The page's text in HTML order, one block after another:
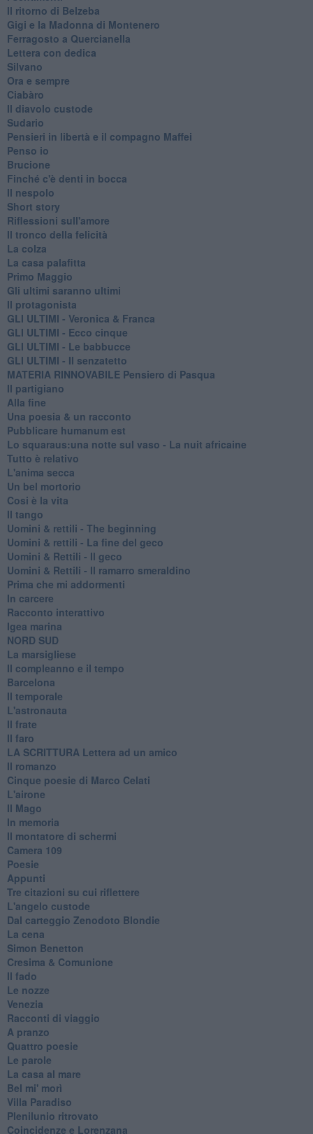
Il ritorno di Belzeba
Gigi e la Madonna di Montenero
Ferragosto a Quercianella
Lettera con dedica
Silvano
Ora e sempre
Ciabàro
Il diavolo custode
Sudario
Pensieri in libertà e il compagno Maffei
Penso io
Brucione
Finché c'è denti in bocca
Il nespolo
Short story
Riflessioni sull'amore
Il tronco della felicità
La colza
La casa palafitta
Primo Maggio
Gli ultimi saranno ultimi
Il protagonista
GLI ULTIMI - Veronica & Franca
GLI ULTIMI - Ecco cinque
GLI ULTIMI - Le babbucce
GLI ULTIMI - Il senzatetto
MATERIA RINNOVABILE Pensiero di Pasqua
Il partigiano
Alla fine
Una poesia & un racconto
Pubblicare humanum est
Lo squaraus:una notte sul vaso - La nuit africaine
Tutto è relativo
L'anima secca
Un bel mortorio
Cosi è la vita
Il tango
​Uomini & rettili - The beginning
​Uomini & rettili - La fine del geco
Uomini & Rettili - Il geco
Uomini & Rettili - Il ramarro smeraldino
Prima che mi addormenti
In carcere
Racconto interattivo
Igea marina
​NORD SUD
La marsigliese
Il compleanno e il tempo
Barcelona
Il temporale
L'astronauta
Il frate
Il faro
​LA SCRITTURA Lettera ad un amico
Il romanzo
Cinque poesie di Marco Celati
L'airone
Il Mago
In memoria
Il montatore di schermi
Camera 109
Poesie
Appunti
Tre citazioni su cui riflettere
L'angelo custode
Dal carteggio Zenodoto Blondie
La cena
Simon Benetton
Cresima & Comunione
Il fado
Le nozze
Venezia
Racconti di viaggio
A pranzo
Quattro poesie
Le parole
La casa al mare
Bel mi' morì
Villa Paradiso
Plenilunio ritrovato
Coincidenze e Lorenzana